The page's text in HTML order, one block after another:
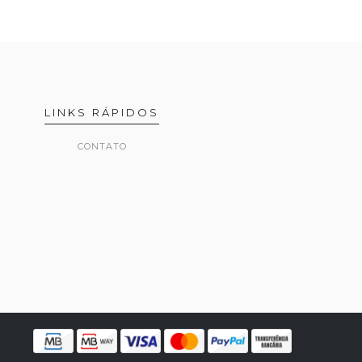
LINKS RÁPIDOS
CONTATO